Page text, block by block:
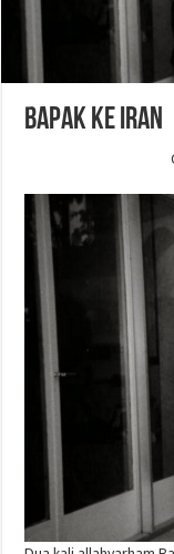
Bapak ke Iran